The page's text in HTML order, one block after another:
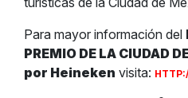
Para mayor información del
PREMIO DE LA CIUDAD
por Heineken visita: